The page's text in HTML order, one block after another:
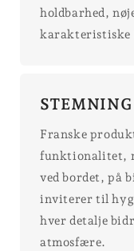
holdbarhed,
karakteristiske
STEMNING
Franske
funktionalitet,
ved bordet, på
inviterer til
hver detalje
atmosfære.